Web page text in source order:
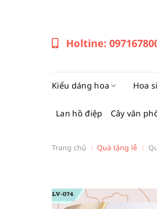
Holtine:
Kiểu dáng hoa Hoa
Lan hồ điệp Cây văn
Trang chủ / Quà tặng lễ /